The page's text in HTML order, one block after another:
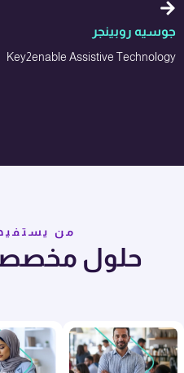
جوسيه روبينجر
Key2enable Assistive Technology
من
حلول مخصصة